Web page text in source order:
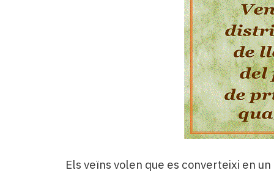
Els veïns volen que es converteixi en